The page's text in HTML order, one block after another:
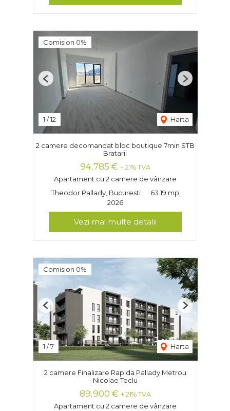
Comision 0%
1 /12 Harta
Previous Next
2 camere decomandat bloc boutique 7min STB
Bratarii
94,785 € + 21% TVA
Apartament cu 2 camere de vânzare
Theodor Pallady, Bucuresti
63.19 mp
2026
Vezi mai multe detalii
Comision 0%
1 /7 Harta
Previous Next
2 camere Finalizare Rapida Pallady Metrou
Nicolae Teclu
89,900 € + 21% TVA
Apartament cu 2 camere de vânzare